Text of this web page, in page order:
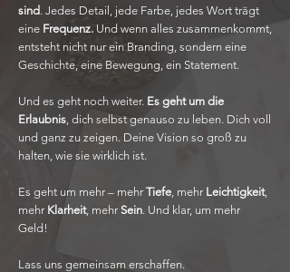
sind. Jedes Detail, jede Farbe, jedes Wort trägt
eine Frequenz. Und wenn alles zusammenkommt,
entsteht nicht nur ein Branding, sondern eine
Geschichte, eine Bewegung, ein Statement.
Und es geht noch weiter. Es geht um die
Erlaubnis, dich selbst genauso zu leben. Dich voll
und ganz zu zeigen. Deine Vision so groß zu
halten, wie sie wirklich ist.
Es geht um mehr – mehr Tiefe, mehr Leichtigkeit,
mehr Klarheit, mehr Sein. Und klar, um mehr
Geld!
Lass uns gemeinsam erschaffen.